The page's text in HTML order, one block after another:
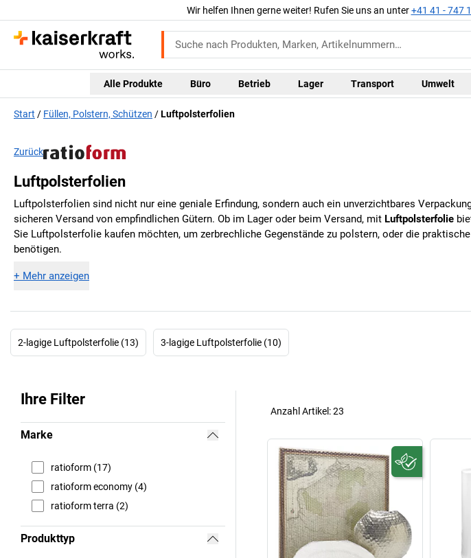
Wir helfen Ihnen gerne weiter! Rufen Sie uns an unter+41 41 - 747
Alle Produkte Büro Betrieb Lager Transport Umwelt
Start Füllen, Polstern, Schützen Luftpolsterfolien
Zurück
Luftpolsterfolien
Luftpolsterfolien sind nicht nur eine geniale Erfindung, sondern auch ein unverzichtbares
sicheren Versand von empfindlichen Gütern. Ob im Lager oder beim Versand, mit Luftpolsterfolie
Sie Luftpolsterfolie kaufen möchten, um zerbrechliche Gegenstände zu polstern, oder die praktische
benötigen.
+ Mehr anzeigen
2-lagige Luftpolsterfolie (13) 3-lagige Luftpolsterfolie (10)
Ihre Filter
Marke
ratioform (17)
ratioform economy (4)
ratioform terra (2)
Produkttyp
Anzahl Artikel:23